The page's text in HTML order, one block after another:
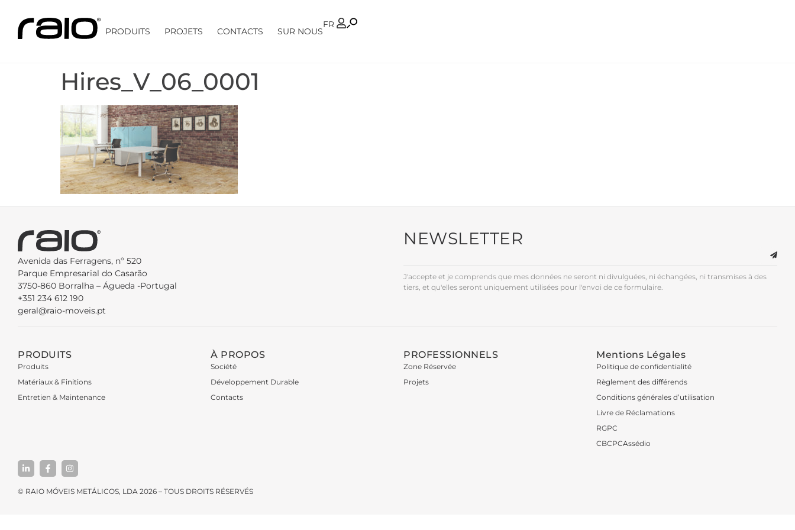
PRODUITS PROJETS CONTACTS SUR NOUS
FR
PT
Hires_V_06_0001
Avenida das Ferragens, nº 520
Parque Empresarial do Casarão
3750-860 Borralha – Águeda -Portugal
+351 234 612 190
geral@raio-moveis.pt
NEWSLETTER
J'accepte et je comprends que mes données ne seront ni divulguées, ni échangées, ni transmises à des
tiers, et qu'elles seront uniquement utilisées pour l'envoi de ce formulaire.
PRODUITS
Produits
Matériaux & Finitions
Entretien & Maintenance
À PROPOS
Société
Développement Durable
Contacts
PROFESSIONNELS
Zone Réservée
Projets
Mentions Légales
Politique de confidentialité
Règlement des différends
Conditions générales d’utilisation
Livre de Réclamations
RGPC
CBCPCAssédio
© RAIO MÓVEIS METÁLICOS, LDA 2026 – TOUS DROITS RÉSERVÉS